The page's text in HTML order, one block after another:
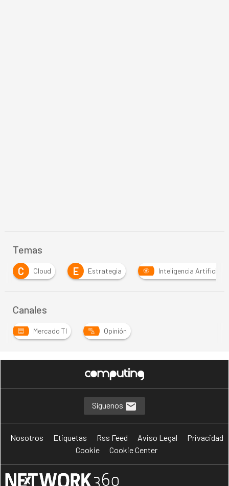
Temas
E
Estrategia Inteligencia Artificial M
Canales
Mercado TI Opinión
Síguenos
Nosotros Etiquetas Rss Feed Aviso Legal
Privacidad
Cookie
Cookie Center